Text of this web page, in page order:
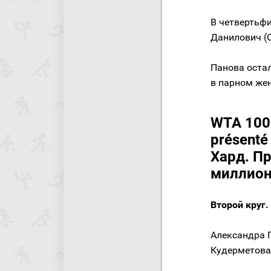
В
Данилович
Панова
в парном
WTA
Хард.
Второй
Александра